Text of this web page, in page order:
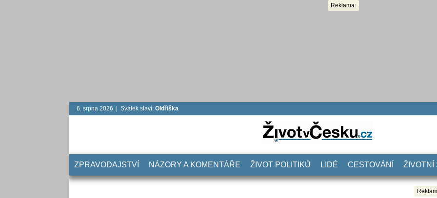
Reklama:
6. srpna 2026 | Svátek slaví: Oldřiška
ZPRAVODAJSTVÍ NÁZORY A KOMENTÁŘE ŽIVOT POLITIKŮ LIDÉ CESTOVÁNÍ ŽIVOTNÍ